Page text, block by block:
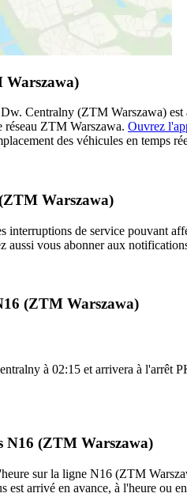
Warszawa)
Centralny (ZTM Warszawa)
réseau ZTM Warszawa. Ouvrez
des véhicules en temps
Warszawa)
interruptions de service pouvant
aussi vous abonner aux
(ZTM Warszawa)
à 02:15 et arrivera à l'arrêt
N16 (ZTM Warszawa)
sur la ligne N16 (ZTM
arrivé en avance, à l'heure ou